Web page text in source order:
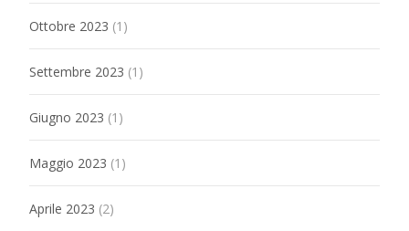
Ottobre 2023 (1)
Settembre 2023 (1)
Giugno 2023 (1)
Maggio 2023 (1)
Aprile 2023 (2)